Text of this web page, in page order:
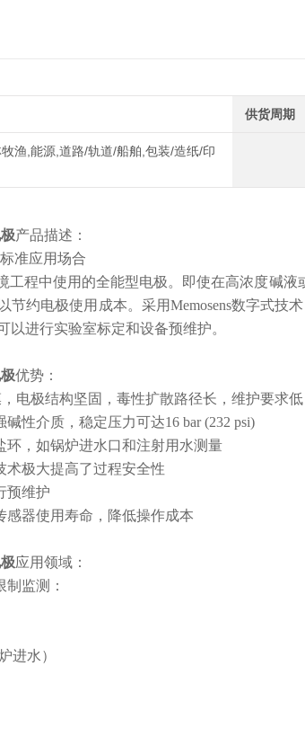
供货周期
渔,能源,道路/轨道/船舶,包装/造纸/印
产品描述：
准应用场合
工程中使用的全能型电极。即使在高浓度碱
约电极使用成本。采用Memosens数字式技
以进行实验室标定和设备预维护。
优势：
电极结构坚固，毒性扩散路径长，维护要求低
性介质，稳定压力可达16 bar (232 psi)
环，如锅炉进水口和注射用水测量
术极大提高了过程安全性
预维护
感器使用寿命，降低操作成本
应用领域：
监测：
进水）